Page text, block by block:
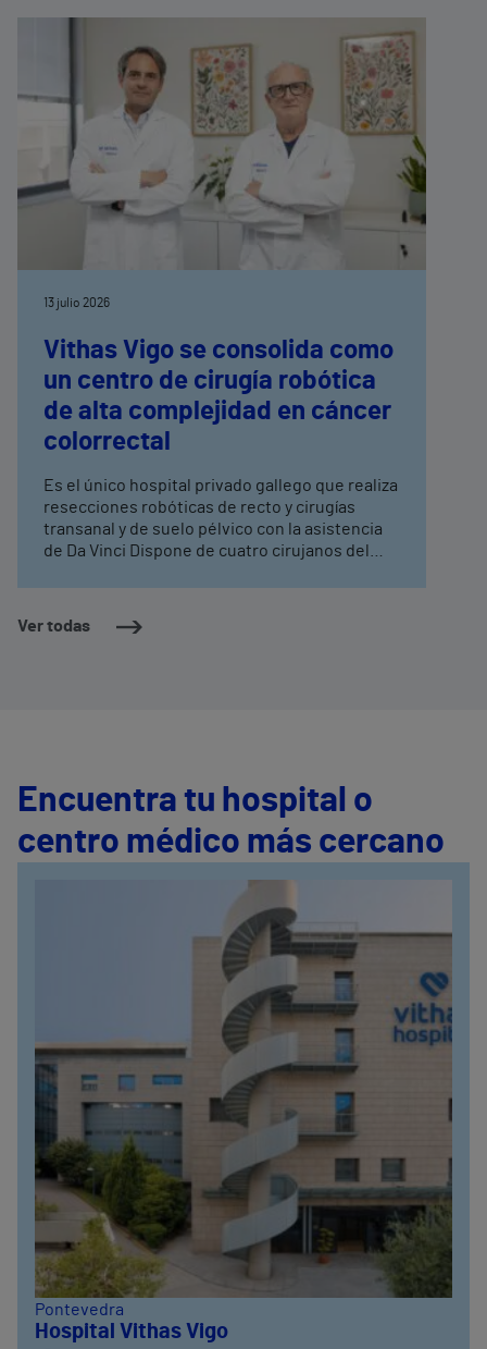
Ver todas
13 julio 2026
Vithas Vigo se consolida como
un centro de cirugía robótica
de alta complejidad en cáncer
colorrectal
Es el único hospital privado gallego que realiza
resecciones robóticas de recto y cirugías
transanal y de suelo pélvico con la asistencia
de Da Vinci Dispone de cuatro cirujanos del
especialistas en coloproctología
Encuentra tu hospital o
centro médico más cercano
Pontevedra
Hospital Vithas Vigo